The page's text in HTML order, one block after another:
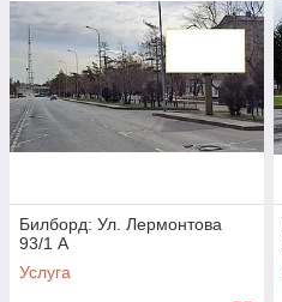
Билборд: Ул. Лермонтова
93/1 А
Услуга